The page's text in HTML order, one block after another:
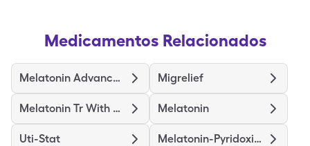
Medicamentos Relacionados
Melatonin Advanced Sleep Migrelief
Melatonin Tr With Vitamin B6 Melatonin
Uti-Stat Melatonin-Pyridoxine